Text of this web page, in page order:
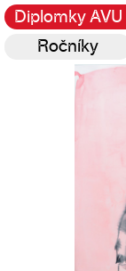
Diplomky AVU
Ročníky